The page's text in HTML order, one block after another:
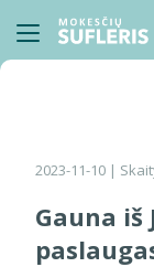
2023-11-10 |
Gauna iš